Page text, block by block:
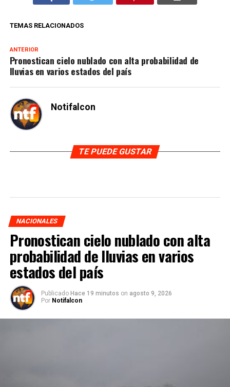
TEMAS RELACIONADOS
ANTERIOR
Pronostican cielo nublado con alta probabilidad de
lluvias en varios estados del país
Notifalcon
TE PUEDE GUSTAR
NACIONALES
Pronostican cielo nublado con alta
probabilidad de lluvias en varios
estados del país
Publicado Hace 19 minutos on agosto 9, 2026
Por Notifalcon